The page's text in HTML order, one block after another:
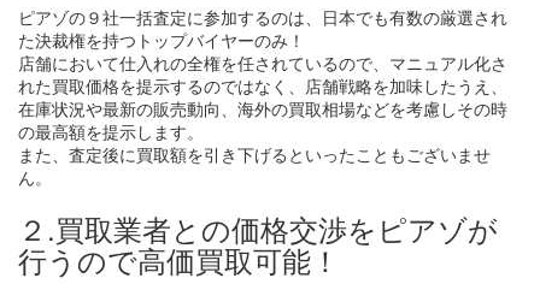
ピアゾの９社一括査定に参加するのは、日本でも有数の厳選され
た決裁権を持つトップバイヤーのみ！
店舗において仕入れの全権を任されているので、マニュアル化さ
れた買取価格を提示するのではなく、店舗戦略を加味したうえ、
在庫状況や最新の販売動向、海外の買取相場などを考慮しその時
の最高額を提示します。
また、査定後に買取額を引き下げるといったこともございませ
ん。
２.買取業者との価格交渉をピアゾが
行うので高価買取可能！